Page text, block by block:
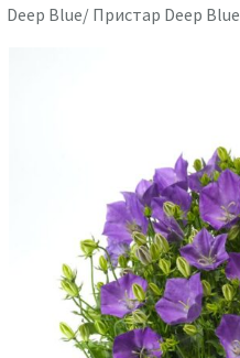
Deep Blue/ Пристар Deep Blue